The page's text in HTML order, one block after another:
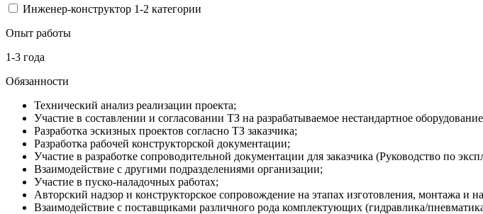
Инженер-конструктор 1-2 категории
Опыт работы
1-3 года
Обязанности
Технический анализ реализации проекта;
Участие в составлении и согласовании ТЗ на разрабатываемое нестандартное
Разработка эскизных проектов согласно ТЗ заказчика;
Разработка рабочей конструкторской документации;
Участие в разработке сопроводительной документации для заказчика (Руководство по
Взаимодействие с другими подразделениями организации;
Участие в пуско-наладочных работах;
Авторский надзор и конструкторское сопровождение на этапах изготовления, монтажа и
Взаимодействие с поставщиками различного рода комплектующих (гидравлика/